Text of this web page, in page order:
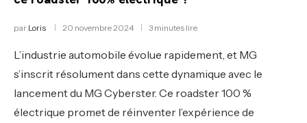
par Loris 20 novembre 2024 3 minutes lire
L’industrie automobile évolue rapidement, et MG
s’inscrit résolument dans cette dynamique avec le
lancement du MG Cyberster. Ce roadster 100 %
électrique promet de réinventer l’expérience de